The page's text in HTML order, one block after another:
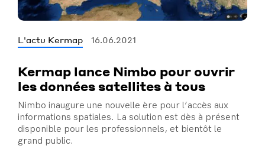
L'actu Kermap 16.06.2021
Kermap lance Nimbo pour ouvrir
les données satellites à tous
Nimbo inaugure une nouvelle ère pour l’accès aux
informations spatiales. La solution est dès à présent
disponible pour les professionnels, et bientôt le
grand public.